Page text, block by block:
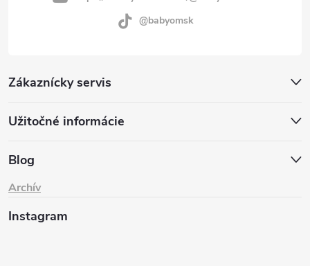
Zákaznícky servis
Užitočné informácie
Blog
Archív
@babyomsk
Instagram